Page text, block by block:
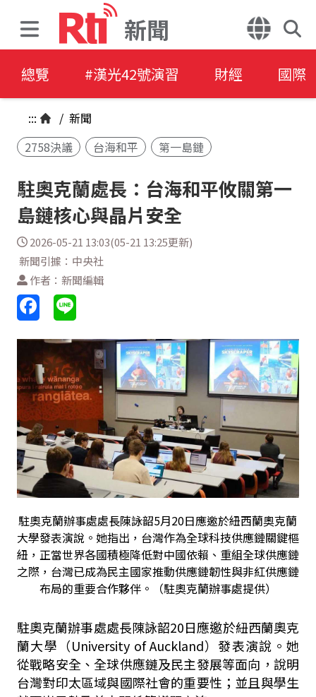
新聞
總覽 #漢光42號演習 財經 國際
::: / 新聞
2758決議
台海和平 第一島鏈
駐奧克蘭處長：台海和平攸關第一
島鏈核心與晶片安全
2026-05-21 13:03(05-21 13:25更新)
新聞引據：中央社
作者：新聞編輯
駐奧克蘭辦事處處長陳詠韶5月20日應邀於紐西蘭奧克蘭
大學發表演說。她指出，台灣作為全球科技供應鏈關鍵樞
紐，正當世界各國積極降低對中國依賴、重組全球供應鏈
之際，台灣已成為民主國家推動供應鏈韌性與非紅供應鏈
布局的重要合作夥伴。（駐奧克蘭辦事處提供）
駐奧克蘭辦事處處長陳詠韶20日應邀於紐西蘭奧克
蘭大學（University of Auckland）發表演說。她
從戰略安全、全球供應鏈及民主發展等面向，說明
台灣對印太區域與國際社會的重要性；並且與學生